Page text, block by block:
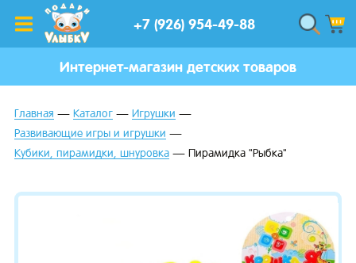
+7 (926) 954-49-88
Интернет-магазин детских товаров
Главная Каталог
Игрушки
Развивающие игры и игрушки
Кубики, пирамидки, шнуровка
Пирамидка "Рыбка"